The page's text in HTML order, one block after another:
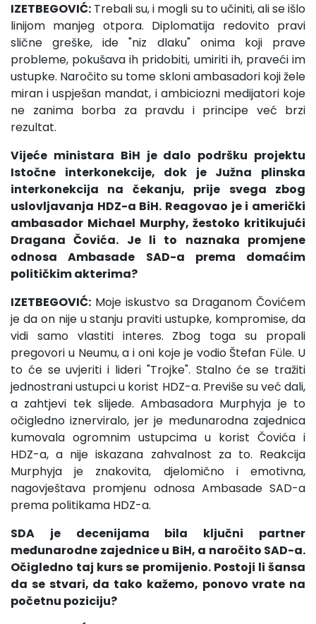
IZETBEGOVIĆ: Trebali su, i mogli su to učiniti, ali se išlo
linijom manjeg otpora. Diplomatija redovito pravi
slične greške, ide "niz dlaku" onima koji prave
probleme, pokušava ih pridobiti, umiriti ih, praveći im
ustupke. Naročito su tome skloni ambasadori koji žele
miran i uspješan mandat, i ambiciozni medijatori koje
ne zanima borba za pravdu i principe već brzi
rezultat.
Vijeće ministara BiH je dalo podršku projektu
Istočne interkonekcije, dok je Južna plinska
interkonekcija na čekanju, prije svega zbog
uslovljavanja HDZ-a BiH. Reagovao je i američki
ambasador Michael Murphy, žestoko kritikujući
Dragana Čovića. Je li to naznaka promjene
odnosa Ambasade SAD-a prema domaćim
političkim akterima?
IZETBEGOVIĆ: Moje iskustvo sa Draganom Čovićem
je da on nije u stanju praviti ustupke, kompromise, da
vidi samo vlastiti interes. Zbog toga su propali
pregovori u Neumu, a i oni koje je vodio Štefan Füle. U
to će se uvjeriti i lideri "Trojke". Stalno će se tražiti
jednostrani ustupci u korist HDZ-a. Previše su već dali,
a zahtjevi tek slijede. Ambasadora Murphyja je to
očigledno iznerviralo, jer je međunarodna zajednica
kumovala ogromnim ustupcima u korist Čovića i
HDZ-a, a nije iskazana zahvalnost za to. Reakcija
Murphyja je znakovita, djelomično i emotivna,
nagovještava promjenu odnosa Ambasade SAD-a
prema politikama HDZ-a.
SDA je decenijama bila ključni partner
međunarodne zajednice u BiH, a naročito SAD-a.
Očigledno taj kurs se promijenio. Postoji li šansa
da se stvari, da tako kažemo, ponovo vrate na
početnu poziciju?